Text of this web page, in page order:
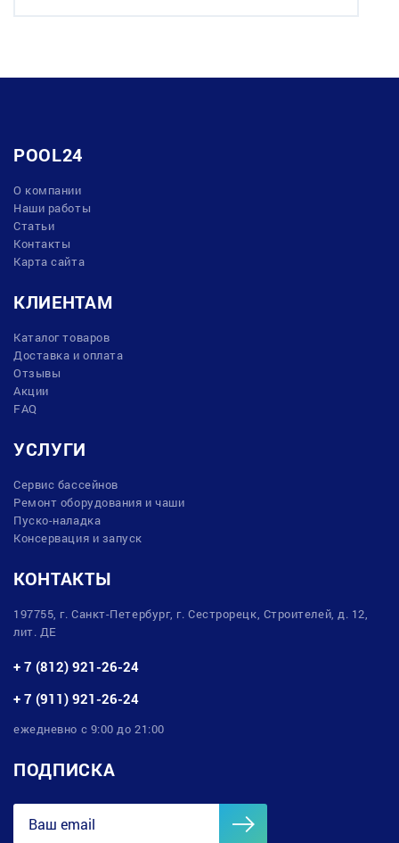
POOL24
О компании
Наши работы
Статьи
Контакты
Карта сайта
КЛИЕНТАМ
Каталог товаров
Доставка и оплата
Отзывы
Акции
FAQ
УСЛУГИ
Сервис бассейнов
Ремонт оборудования и чаши
Пуско-наладка
Консервация и запуск
КОНТАКТЫ
197755, г. Санкт-Петербург, г. Сестрорецк, Строителей, д. 12,
лит. ДЕ
+ 7 (812) 921-26-24
+ 7 (911) 921-26-24
ежедневно с 9:00 до 21:00
ПОДПИСКА